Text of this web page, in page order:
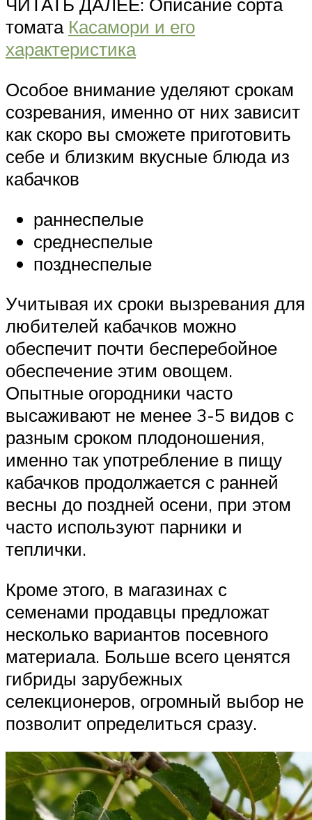
томата Касамори и его
характеристика
Особое внимание уделяют срокам
созревания, именно от них зависит
как скоро вы сможете приготовить
себе и близким вкусные блюда из
кабачков
раннеспелые
среднеспелые
позднеспелые
Учитывая их сроки вызревания для
любителей кабачков можно
обеспечит почти бесперебойное
обеспечение этим овощем.
Опытные огородники часто
высаживают не менее 3-5 видов с
разным сроком плодоношения,
именно так употребление в пищу
кабачков продолжается с ранней
весны до поздней осени, при этом
часто используют парники и
теплички.
Кроме этого, в магазинах с
семенами продавцы предложат
несколько вариантов посевного
материала. Больше всего ценятся
гибриды зарубежных
селекционеров, огромный выбор не
позволит определиться сразу.